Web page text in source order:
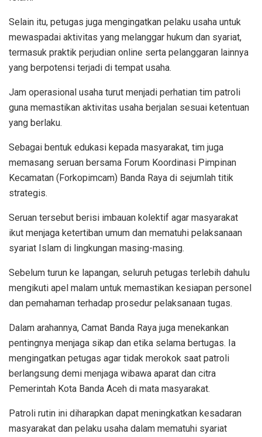
Selain itu, petugas juga mengingatkan pelaku usaha untuk
mewaspadai aktivitas yang melanggar hukum dan syariat,
termasuk praktik perjudian online serta pelanggaran lainnya
yang berpotensi terjadi di tempat usaha.
Jam operasional usaha turut menjadi perhatian tim patroli
guna memastikan aktivitas usaha berjalan sesuai ketentuan
yang berlaku.
Sebagai bentuk edukasi kepada masyarakat, tim juga
memasang seruan bersama Forum Koordinasi Pimpinan
Kecamatan (Forkopimcam) Banda Raya di sejumlah titik
strategis.
Seruan tersebut berisi imbauan kolektif agar masyarakat
ikut menjaga ketertiban umum dan mematuhi pelaksanaan
syariat Islam di lingkungan masing-masing.
Sebelum turun ke lapangan, seluruh petugas terlebih dahulu
mengikuti apel malam untuk memastikan kesiapan personel
dan pemahaman terhadap prosedur pelaksanaan tugas.
Dalam arahannya, Camat Banda Raya juga menekankan
pentingnya menjaga sikap dan etika selama bertugas. Ia
mengingatkan petugas agar tidak merokok saat patroli
berlangsung demi menjaga wibawa aparat dan citra
Pemerintah Kota Banda Aceh di mata masyarakat.
Patroli rutin ini diharapkan dapat meningkatkan kesadaran
masyarakat dan pelaku usaha dalam mematuhi syariat